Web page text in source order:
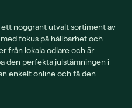
ett noggrant utvalt sortiment av
fokus på hållbarhet och
från lokala odlare och är
den perfekta julstämningen i
enkelt online och få den